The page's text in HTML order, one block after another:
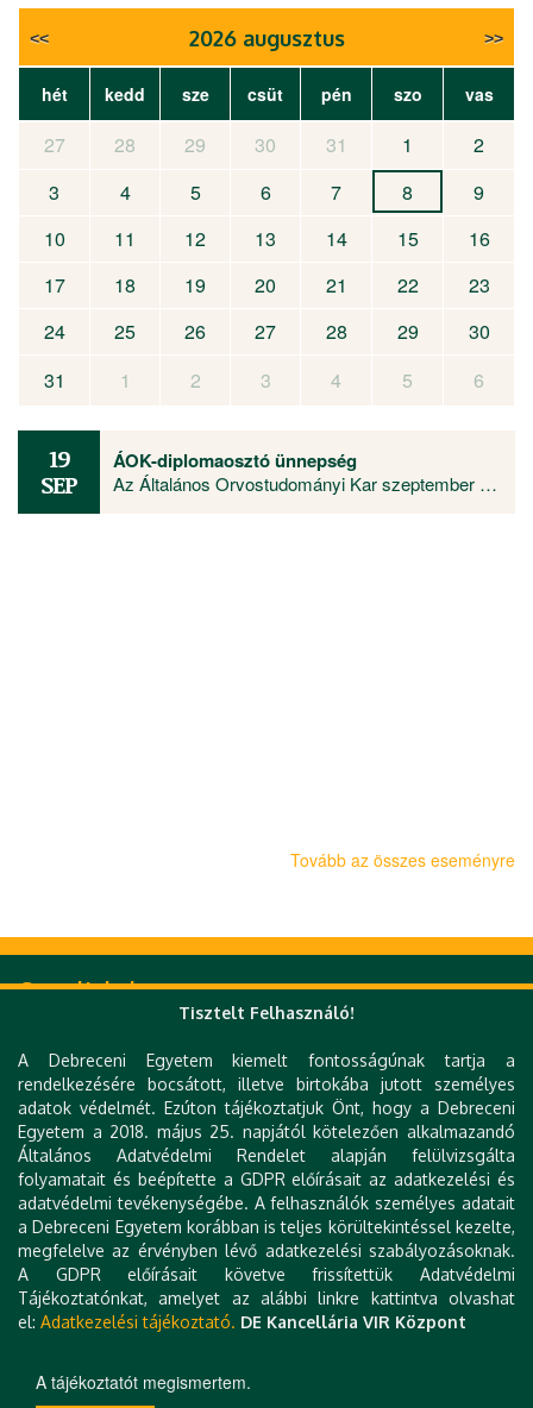
2026 augusztus
hét kedd sze csüt pén szo vas
27 28 29 30 31 1
2
3
4 5 6 7 8
9
10
11 12 13 14 15
16
17
18 19 20 21 22
23
24
25 26 27 28 29
30
31
1 2 3 4 5 6
19
SEP
ÁOK-diplomaosztó ünnepség
Az Általános Orvostudományi Kar szeptember 19-én, szombaton 11 órától tartja nyári diplomaosztó ünnepségét a Főépület Díszudvarán. A Multimédia és E-learning Technikai Központ a youtube-on élőben közvetíti az oklevélátadót.
Tovább az összes eseményre
Gyorslinkek
e-Szervezet
e-Térkép
e-Learning
UniPass kártya
Zimbra
Mobil alkalmazások
Webkamera
Könyvtár (DEENK)
Tudóstér
DEA
MTMT
Impresszum
Technikai információk
Tisztelt Felhasználó!
A Debreceni Egyetem kiemelt fontosságúnak tartja a
rendelkezésére bocsátott, illetve birtokába jutott személyes
adatok védelmét. Ezúton tájékoztatjuk Önt, hogy a Debreceni
Egyetem a 2018. május 25. napjától kötelezően alkalmazandó
Általános Adatvédelmi Rendelet alapján felülvizsgálta
folyamatait és beépítette a GDPR előírásait az adatkezelési és
adatvédelmi tevékenységébe. A felhasználók személyes adatait
a Debreceni Egyetem korábban is teljes körültekintéssel kezelte,
megfelelve az érvényben lévő adatkezelési szabályozásoknak.
A GDPR előírásait követve frissítettük Adatvédelmi
Tájékoztatónkat, amelyet az alábbi linkre kattintva olvashat
el: Adatkezelési tájékoztató. DE Kancellária VIR Központ
A tájékoztatót megismertem.